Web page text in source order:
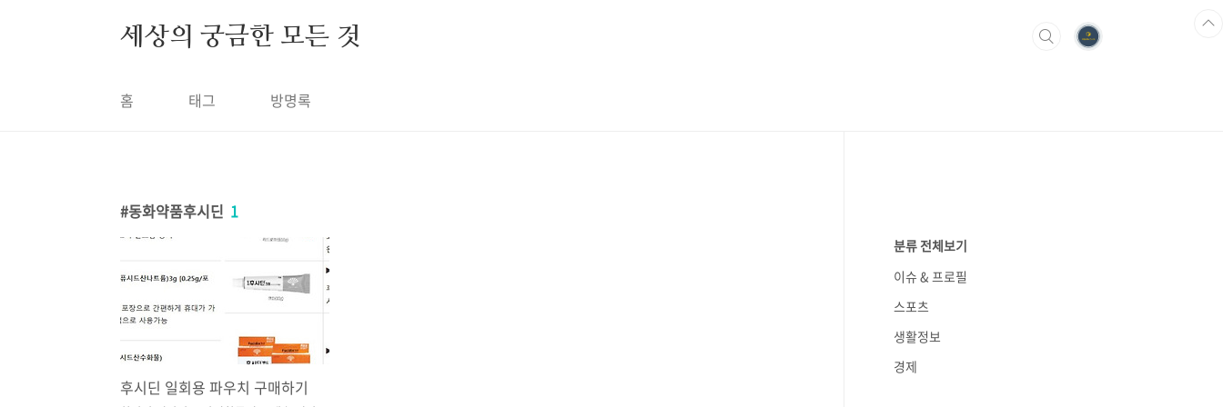
세상의 궁금한 모든 것
홈 태그 방명록
동화약품후시딘 1
후시딘 일회용 파우치 구매하기
분류 전체보기
이슈 & 프로필
스포츠
생활정보
경제